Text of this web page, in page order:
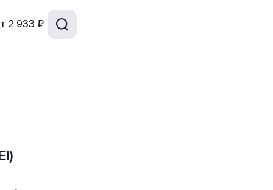
2 933 ₽